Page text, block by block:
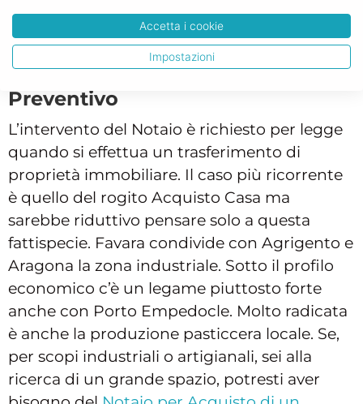
Acquisto Notaio Capannone
industriale: come chiedere il
Preventivo
L’intervento del Notaio è richiesto per legge
quando si effettua un trasferimento di
proprietà immobiliare. Il caso più ricorrente
è quello del rogito Acquisto Casa ma
sarebbe riduttivo pensare solo a questa
fattispecie. Favara condivide con Agrigento e
Aragona la zona industriale. Sotto il profilo
economico c’è un legame piuttosto forte
anche con Porto Empedocle. Molto radicata
è anche la produzione pasticcera locale. Se,
per scopi industriali o artigianali, sei alla
ricerca di un grande spazio, potresti aver
Accetta i cookie
Impostazioni